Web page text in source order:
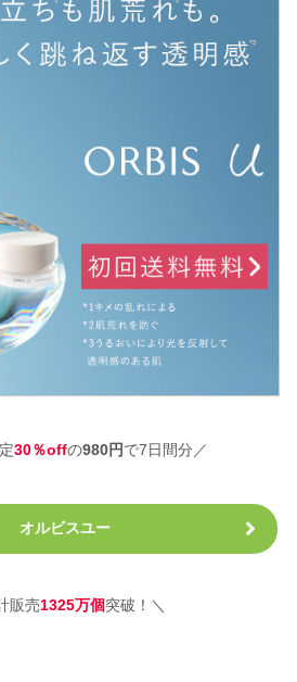
30％offの980円で7日間分／
オルビスユー
販売1325万個突破 ！＼